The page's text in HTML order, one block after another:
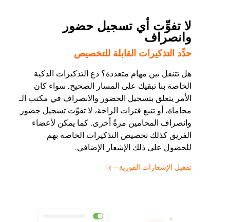
لا تفوِّت أي تسجيل حضور
وانصراف
حدِّد التذكيرات القابلة للتخصيص
هل تتنقل بين مهام متعددة؟ دع التذكيرات الذكية
الخاصة بنا تبقيك على المسار الصحيح. سواء كان
الأمر يتعلق بتسجيل الحضور والانصراف في مكتب الـ
محاماة، أو تتبع فترات الراحة، لا تفوِّت تسجيل حضور
وانصراف المحامين مرةً أخرى. كما يمكن لأعضاء
الفريق كذلك تخصيص التذكيرات الخاصة بهم
للحصول على ذلك الإشعار الإضافي.
تفعيل الإشعارات الفورية